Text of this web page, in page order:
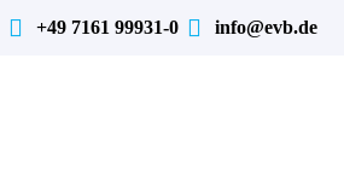
+49 7161 99931-0 info@evb.de